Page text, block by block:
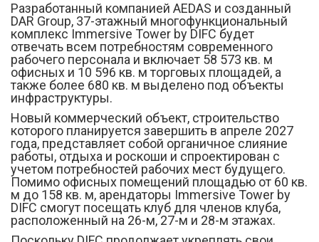
Разработанный компанией AEDAS и созданный
DAR Group, 37-этажный многофункциональный
комплекс Immersive Tower by DIFC будет
отвечать всем потребностям современного
рабочего персонала и включает 58 573 кв. м
офисных и 10 596 кв. м торговых площадей, а
также более 680 кв. м выделено под объекты
инфраструктуры.
Новый коммерческий объект, строительство
которого планируется завершить в апреле 2027
года, представляет собой органичное слияние
работы, отдыха и роскоши и спроектирован с
учетом потребностей рабочих мест будущего.
Помимо офисных помещений площадью от 60 кв.
м до 158 кв. м, арендаторы Immersive Tower by
DIFC смогут посещать клуб для членов клуба,
расположенный на 26-м, 27-м и 28-м этажах.